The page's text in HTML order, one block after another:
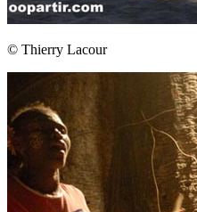
© Thierry Lacour